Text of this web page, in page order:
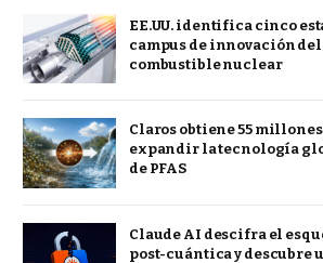
EE.UU. identifica cinco
campus de innovación
combustible nuclear
Claros obtiene 55
expandir la tecnología
de PFAS
Claude AI descifra el
post-cuántica y descubre